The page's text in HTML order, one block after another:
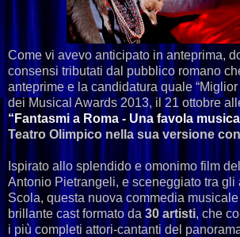
Come vi avevo anticipato in anteprima,
consensi tributati dal pubblico romano
anteprime e la candidatura quale “Miglior
dei Musical Awards 2013, il 21 ottobre
“Fantasmi a Roma - Una favola
Teatro Olimpico nella sua versione
Ispirato allo splendido e omonimo film
Antonio Pietrangeli, e sceneggiato tra gli
Scola, questa nuova commedia
brillante cast formato da 30 artisti, che
i più completi attori-cantanti del